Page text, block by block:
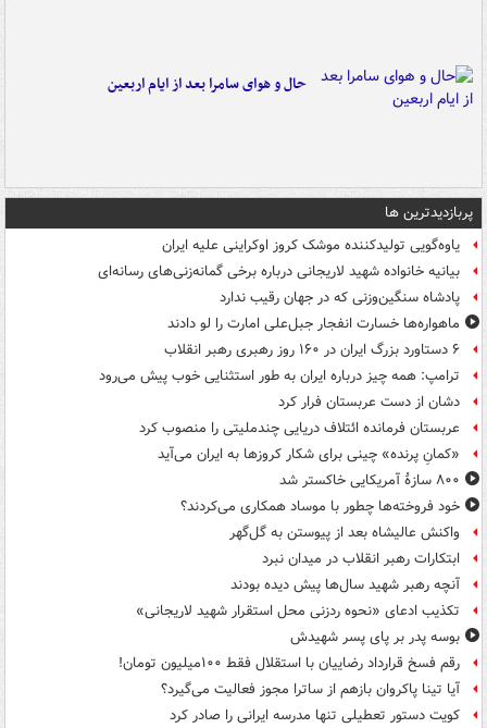
حال و هوای سامرا بعد از ایام اربعین
پربازدیدترین ها
یاوه‌گویی تولیدکننده موشک کروز اوکراینی علیه ایران
بیانیه خانواده شهید لاریجانی درباره برخی گمانه‌زنی‌های رسانه‌ای
پادشاه سنگین‌وزنی که در جهان رقیب ندارد
ماهواره‌ها خسارت انفجار جبل‌علی امارت را لو دادند
۶ دستاورد بزرگ ایران در ۱۶۰ روز رهبری رهبر انقلاب
ترامپ: همه چیز درباره ایران به طور استثنایی خوب پیش می‌رود
دشان از دست عربستان فرار کرد
عربستان فرمانده ائتلاف دریایی چندملیتی را منصوب کرد
«کمانِ پرنده» چینی برای شکار کروزها به ایران می‌آید
۸۰۰ سازۀ آمریکایی خاکستر شد
خود فروخته‌ها چطور با موساد همکاری می‌کردند؟
واکنش عالیشاه بعد از پیوستن به گل‌گهر
ابتکارات رهبر انقلاب در میدان نبرد
آنچه رهبر شهید سال‌ها پیش دیده بودند
تکذیب ادعای «نحوه ردزنی محل استقرار شهید لاریجانی»
بوسه‌ پدر بر پای پسر شهیدش
رقم فسخ قرارداد رضاییان با استقلال فقط ۱۰۰میلیون تومان!
آیا تینا پاکروان بازهم از ساترا مجوز فعالیت می‌گیرد؟
کویت دستور تعطیلی تنها مدرسه ایرانی را صادر کرد